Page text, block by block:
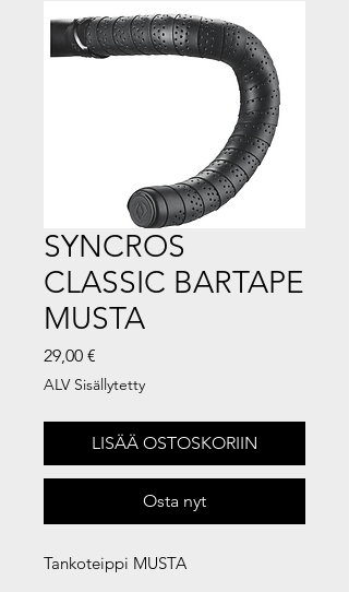
SYNCROS
CLASSIC BARTAPE
MUSTA
29,00 €
ALV Sisällytetty
LISÄÄ OSTOSKORIIN
Osta nyt
Tankoteippi MUSTA